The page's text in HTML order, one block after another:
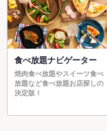
食べ放題ナビゲーター
焼肉食べ放題やスイーツ食べ
放題など食べ放題お店探しの
決定版！